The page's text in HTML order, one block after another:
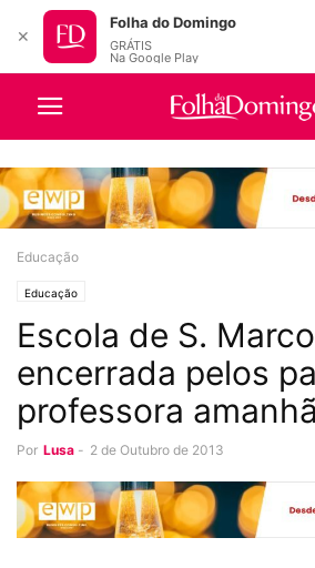
Educação
Educação
Escola de S.
encerrada pelos
professora amanhã
Por Lusa - 2 de Outubro de 2013
✕
Folha do Domingo
GRÁTIS
Na Google Play